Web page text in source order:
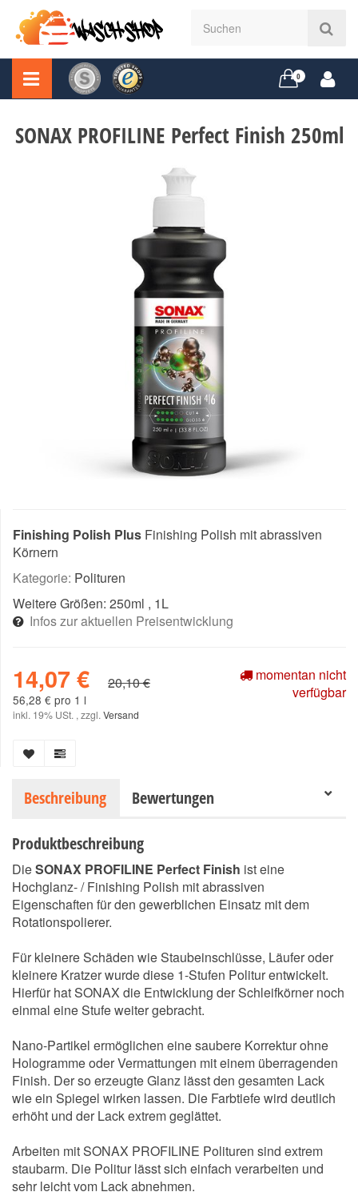
0
SONAX PROFILINE Perfect Finish 250ml
Finishing Polish Plus Finishing Polish mit abrassiven
Körnern
Kategorie: Polituren
Weitere Größen: 250ml , 1L
Infos zur aktuellen Preisentwicklung
14,07 € 20,10 €
56,28 € pro 1 l
inkl. 19% USt. , zzgl. Versand
momentan nicht
verfügbar
Beschreibung Bewertungen
Produktbeschreibung
DieSONAX PROFILINE Perfect Finish ist eine
Hochglanz- / Finishing Polish mit abrassiven
Eigenschaften für den gewerblichen Einsatz mit dem
Rotationspolierer.
Für kleinere Schäden wie Staubeinschlüsse, Läufer oder
kleinere Kratzer wurde diese 1-Stufen Politur entwickelt.
Hierfür hat SONAX die Entwicklung der Schleifkörner noch
einmal eine Stufe weiter gebracht.
Nano-Partikel ermöglichen eine saubere Korrektur ohne
Hologramme oder Vermattungen mit einem überragenden
Finish. Der so erzeugte Glanz lässt den gesamten Lack
wie ein Spiegel wirken lassen. Die Farbtiefe wird deutlich
erhöht und der Lack extrem geglättet.
Arbeiten mit SONAX PROFILINE Polituren sind extrem
staubarm. Die Politur lässt sich einfach verarbeiten und
sehr leicht vom Lack abnehmen.